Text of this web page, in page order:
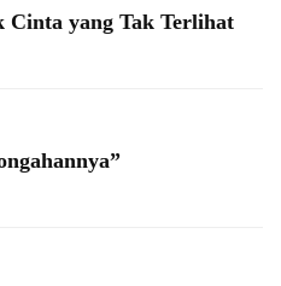
Cinta yang Tak Terlihat